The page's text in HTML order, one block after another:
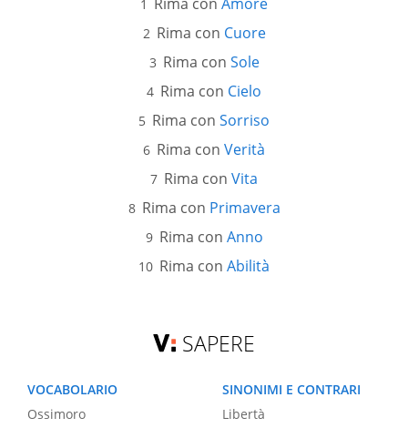
Rima con Amore
Rima con Cuore
Rima con Sole
Rima con Cielo
Rima con Sorriso
Rima con Verità
Rima con Vita
Rima con Primavera
Rima con Anno
Rima con Abilità
SAPERE
VOCABOLARIO
Ossimoro
SINONIMI E CONTRARI
Libertà